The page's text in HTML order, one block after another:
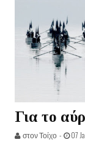
Για το
στον Τοίχο - 07